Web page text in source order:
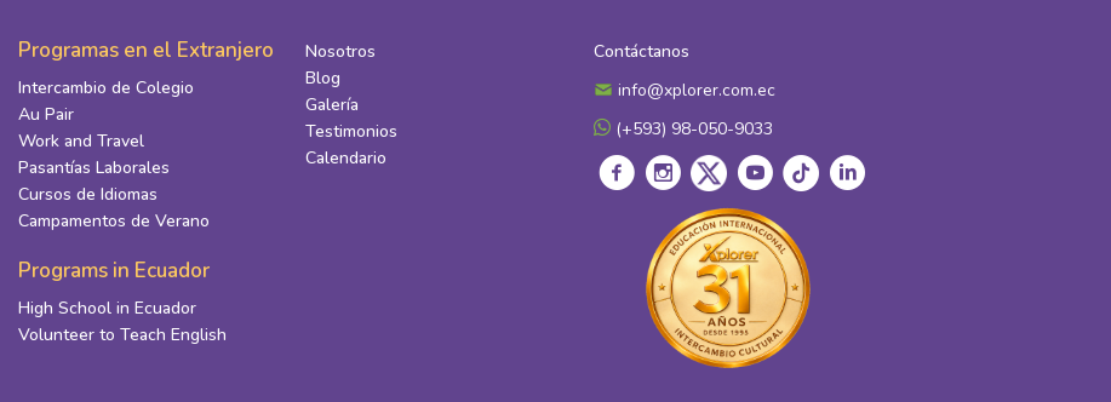
Programas en el Extranjero
Intercambio de Colegio
Au Pair
Work and Travel
Pasantías Laborales
Cursos de Idiomas
Campamentos de Verano
Programs in Ecuador
High School in Ecuador
Volunteer to Teach English
Nosotros
Blog
Galería
Testimonios
Calendario
Contáctanos
info@xplorer.com.ec
(+593) 98-050-9033